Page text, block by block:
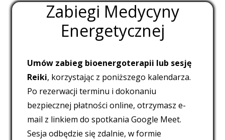
Zabiegi Medycyny
Energetycznej
Umów zabieg bioenergoterapii lub sesję
Reiki, korzystając z poniższego kalendarza.
Po rezerwacji terminu i dokonaniu
bezpiecznej płatności online, otrzymasz e-
mail z linkiem do spotkania Google Meet.
Sesja odbędzie się zdalnie, w formie